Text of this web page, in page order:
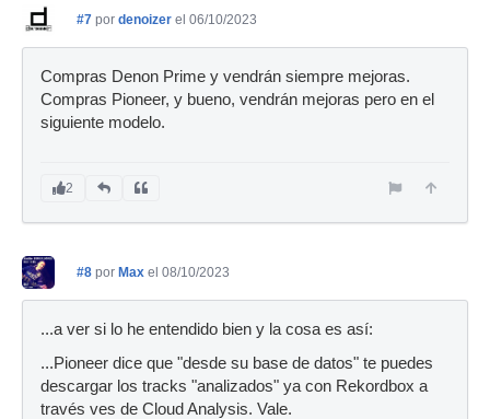
#7 por denoizer el 06/10/2023
Compras Denon Prime y vendrán siempre mejoras.
Compras Pioneer, y bueno, vendrán mejoras pero en el
siguiente modelo.
2
#8 por Max el 08/10/2023
...a ver si lo he entendido bien y la cosa es así:
...Pioneer dice que "desde su base de datos" te puedes
descargar los tracks "analizados" ya con Rekordbox a
través ves de Cloud Analysis. Vale.